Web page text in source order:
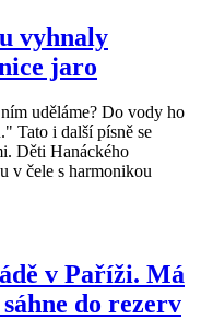
vyhnaly
jaro
uděláme? Do vody ho
Tato i další písně se
Děti Hanáckého
v čele s harmonikou
v Paříži. Má
do rezerv